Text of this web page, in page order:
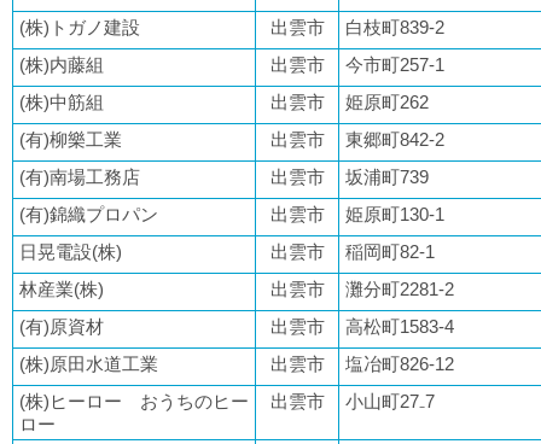
(株)トガノ建設
出雲市
白枝町839-2
(株)内藤組
出雲市
今市町257-1
(株)中筋組
出雲市
姫原町262
(有)柳樂工業
出雲市
東郷町842-2
(有)南場工務店
出雲市
坂浦町739
(有)錦織プロパン
出雲市
姫原町130-1
日晃電設(株)
出雲市
稲岡町82-1
林産業(株)
出雲市
灘分町2281-2
(有)原資材
出雲市
高松町1583-4
(株)原田水道工業
出雲市
塩冶町826-12
(株)ヒーロー おうちのヒー
ロー
出雲市 小山町27₋7